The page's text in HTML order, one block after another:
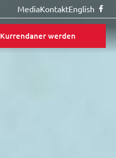
MediaKontaktEnglish
Kurrendaner werden